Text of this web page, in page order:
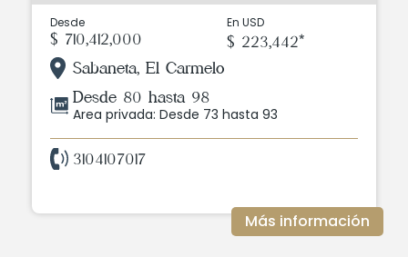
Desde
$ 710,412,000
En USD
$ 223,442*
Sabaneta, El Carmelo
Desde 80 hasta 98
Area privada: Desde 73 hasta 93
3104107017
Más información